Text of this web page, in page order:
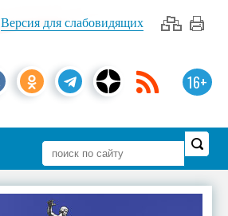
Версия для слабовидящих
16+